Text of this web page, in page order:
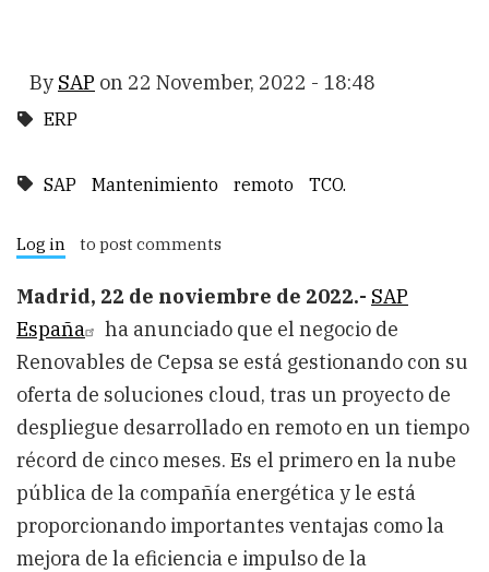
By SAP on 22 November, 2022 - 18:48
ERP
SAP Mantenimiento remoto TCO.
Log in to post comments
Madrid, 22 de noviembre de 2022.- SAP
España
ha anunciado que el negocio de
Renovables de Cepsa se está gestionando con su
oferta de soluciones cloud, tras un proyecto de
despliegue desarrollado en remoto en un tiempo
récord de cinco meses. Es el primero en la nube
pública de la compañía energética y le está
proporcionando importantes ventajas como la
mejora de la eficiencia e impulso de la